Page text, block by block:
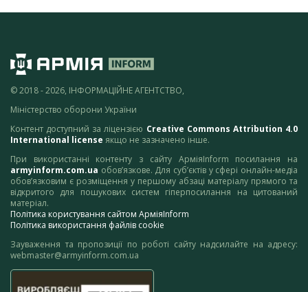
© 2018 - 2026, ІНФОРМАЦІЙНЕ АГЕНТСТВО,
Міністерство оборони України
Контент доступний за ліцензією Creative Commons Attribution 4.0
International license якщо не зазначено інше.
При використанні контенту з сайту АрміяInform посилання на
armyinform.com.ua обов’язкове. Для суб’єктів у сфері онлайн-медіа
обов’язковим є розміщення у першому абзаці матеріалу прямого та
відкритого для пошукових систем гіперпосилання на цитований
матеріал.
Політика користування сайтом АрміяInform
Політика використання файлів cookie
Зауваження та пропозиції по роботі сайту надсилайте на адресу:
webmaster@armyinform.com.ua